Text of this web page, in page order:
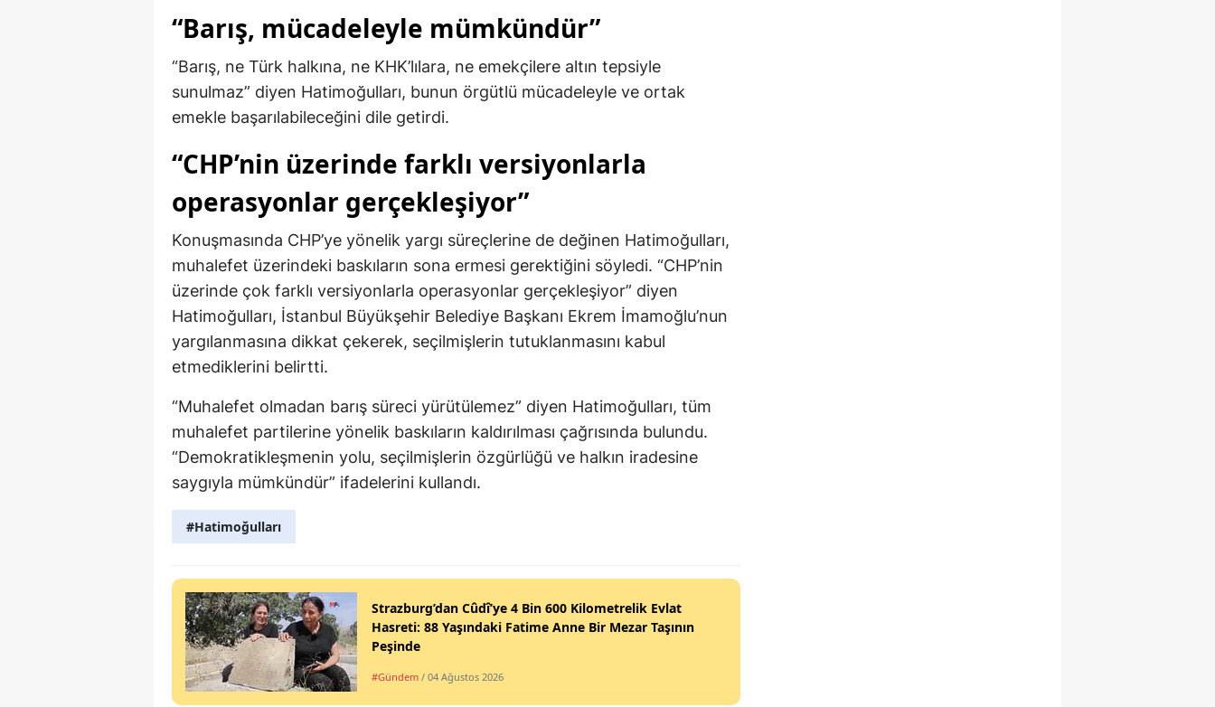
“Barış, mücadeleyle mümkündür”
“Barış, ne Türk halkına, ne KHK’lılara, ne emekçilere altın tepsiyle
sunulmaz” diyen Hatimoğulları, bunun örgütlü mücadeleyle ve ortak
emekle başarılabileceğini dile getirdi.
“CHP’nin üzerinde farklı versiyonlarla
operasyonlar gerçekleşiyor”
Konuşmasında CHP’ye yönelik yargı süreçlerine de değinen Hatimoğulları,
muhalefet üzerindeki baskıların sona ermesi gerektiğini söyledi. “CHP’nin
üzerinde çok farklı versiyonlarla operasyonlar gerçekleşiyor” diyen
Hatimoğulları, İstanbul Büyükşehir Belediye Başkanı Ekrem İmamoğlu’nun
yargılanmasına dikkat çekerek, seçilmişlerin tutuklanmasını kabul
etmediklerini belirtti.
“Muhalefet olmadan barış süreci yürütülemez” diyen Hatimoğulları, tüm
muhalefet partilerine yönelik baskıların kaldırılması çağrısında bulundu.
“Demokratikleşmenin yolu, seçilmişlerin özgürlüğü ve halkın iradesine
saygıyla mümkündür” ifadelerini kullandı.
#Hatimoğulları
Strazburg’dan Cûdî’ye 4 Bin 600 Kilometrelik Evlat
Hasreti: 88 Yaşındaki Fatime Anne Bir Mezar Taşının
Peşinde
#Gündem / 04 Ağustos 2026